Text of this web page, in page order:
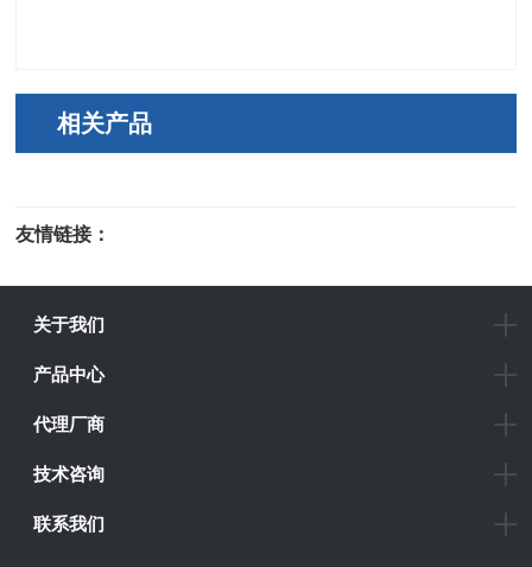
相关产品
友情链接：
关于我们
产品中心
代理厂商
技术咨询
联系我们